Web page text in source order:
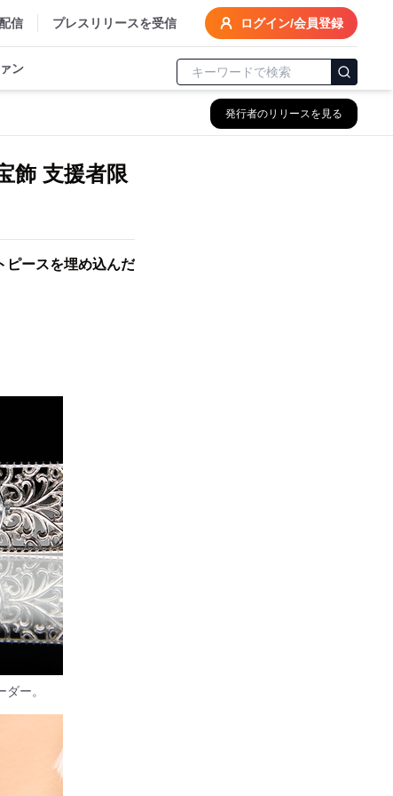
信 プレスリリースを受信 ログイン/会員登録
ン
発行者のリリースを見る
飾 支援者限
ピースを埋め込んだ
ー。